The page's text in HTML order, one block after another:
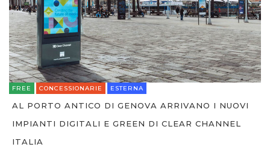
FREE CONCESSIONARIE ESTERNA
AL PORTO ANTICO DI GENOVA ARRIVANO I NUOVI
IMPIANTI DIGITALI E GREEN DI CLEAR CHANNEL
ITALIA